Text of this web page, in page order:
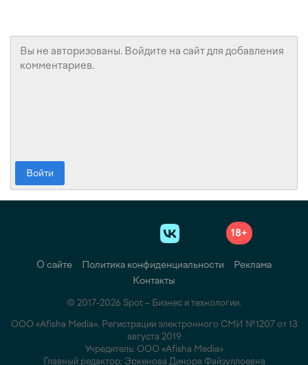
Войти
18+
О сайте Политика конфиденциальности
Реклама
Контакты
© 2017-2026 Spot – Бизнес и технологии.
ООО «Afisha Media». Регистрации электронного СМИ №1207 от 13
августа 2019
Учредитель: ООО «Afisha Media»
Главный редактор: Эркенова Динора Файзуллоевна